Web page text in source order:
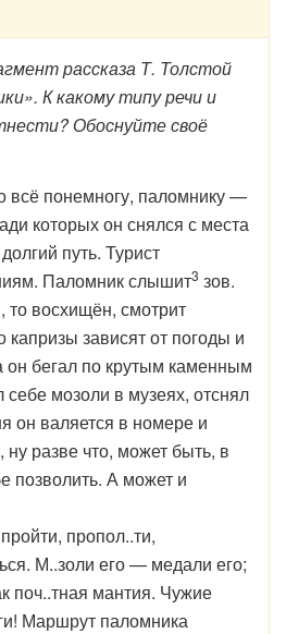
рассказа Т. Толстой
К какому типу речи и
Обоснуйте своё
всё понемногу, паломнику —
которых он снялся с места
путь. Турист
Паломник слышит3 зов.
то восхищён, смотрит
капризы зависят от погоды и
он бегал по крутым каменным
мозоли в музеях, отснял
он валяется в номере и
ну разве что, может быть, в
позволить. А может и
пропол..ти,
М..золи его — медали его;
поч..тная мантия. Чужие
Маршрут паломника